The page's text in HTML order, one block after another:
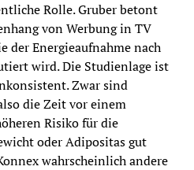
Rolle. Gruber betont
von Werbung in TV
der Energieaufnahme nach
wird. Die Studienlage ist
Zwar sind
die Zeit vor einem
Risiko für die
oder Adipositas gut
wahrscheinlich andere